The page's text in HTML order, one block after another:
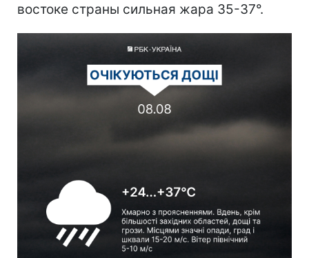
востоке страны сильная жара 35-37°.